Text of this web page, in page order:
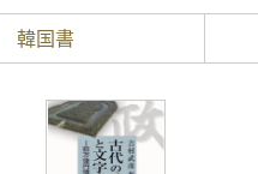
韓国書